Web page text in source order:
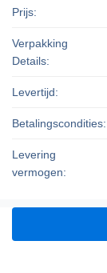
Prijs:
Verpakking
Details:
Levertijd:
Betalingscondities:
Levering
vermogen: